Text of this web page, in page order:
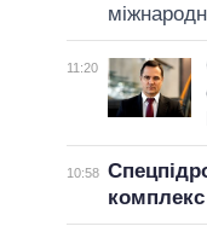
11:20
10:58